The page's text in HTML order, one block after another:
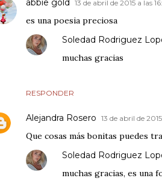
abbie gold 13 de abril de 2015 a las
es una poesia preciosa
RESPONDER
Soledad Rodriguez
muchas gracias
Alejandra Rosero 13 de abril de
Que cosas más bonitas puedes
Soledad Rodriguez
muchas gracias, es una